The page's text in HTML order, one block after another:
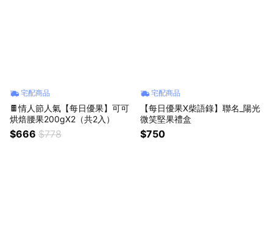
宅配商品
🍫情人節人氣【每日優果】可可
烘焙腰果200gX2（共2入）
$666 $778
宅配商品
【每日優果X柴語錄】聯名_陽光
微笑堅果禮盒
$750